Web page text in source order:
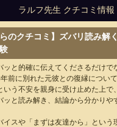
ラルフ先生 クチコミ情報
らのクチコミ】ズバリ読み解
ッと的確に伝えてくださるだけで
前に別れた元彼との復縁につい
いう不安を親身に受け止めた上で
ッと読み解き、結論から分かりや
イスや「まずは友達から」という